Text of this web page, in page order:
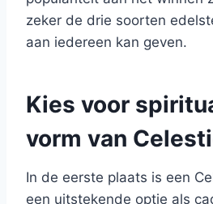
zeker de drie soorten
aan iedereen kan geven.
Kies voor
vorm van
In de eerste plaats is een
een uitstekende optie als